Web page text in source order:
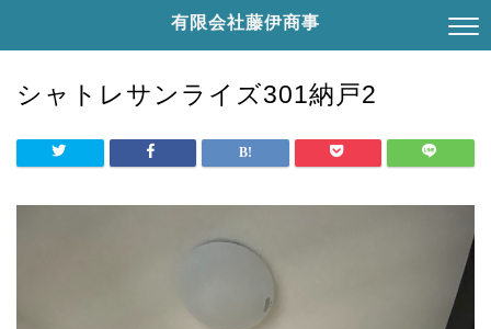
有限会社藤伊商事
シャトレサンライズ301納戸2